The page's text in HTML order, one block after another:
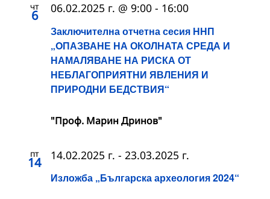
чт
6
Заключителна отчетна сесия ННП
„OПАЗВАНЕ НА ОКОЛНАТА СРЕДА И
НАМАЛЯВАНЕ НА РИСКА ОТ
НЕБЛАГОПРИЯТНИ ЯВЛЕНИЯ И
ПРИРОДНИ БЕДСТВИЯ“
06.02.2025 г. @ 9:00 - 16:00
"Проф. Марин Дринов"
пт
14
Изложба „Българска археология 2024“
14.02.2025 г. - 23.03.2025 г.